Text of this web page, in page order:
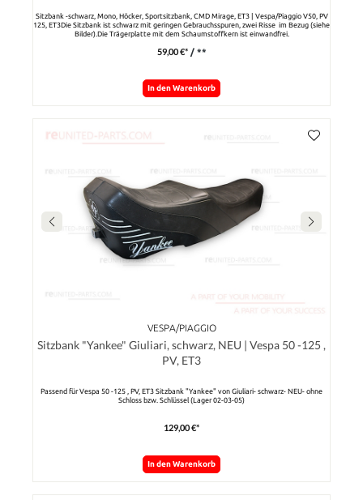
Sitzbank -schwarz, Mono, Höcker, Sportsitzbank, CMD Mirage, ET3 | Vespa/Piaggio V50, PV
125, ET3Die Sitzbank ist schwarz mit geringen Gebrauchsspuren, zwei Risse im Bezug (siehe
Bilder).Die Trägerplatte mit dem Schaumstoffkern ist einwandfrei.
59,00 €* / **
In den Warenkorb
VESPA/PIAGGIO
Sitzbank "Yankee" Giuliari, schwarz, NEU | Vespa 50 -125 ,
PV, ET3
Passend für Vespa 50 -125 , PV, ET3 Sitzbank "Yankee" von Giuliari- schwarz- NEU- ohne
Schloss bzw. Schlüssel (Lager 02-03-05)
129,00 €*
In den Warenkorb